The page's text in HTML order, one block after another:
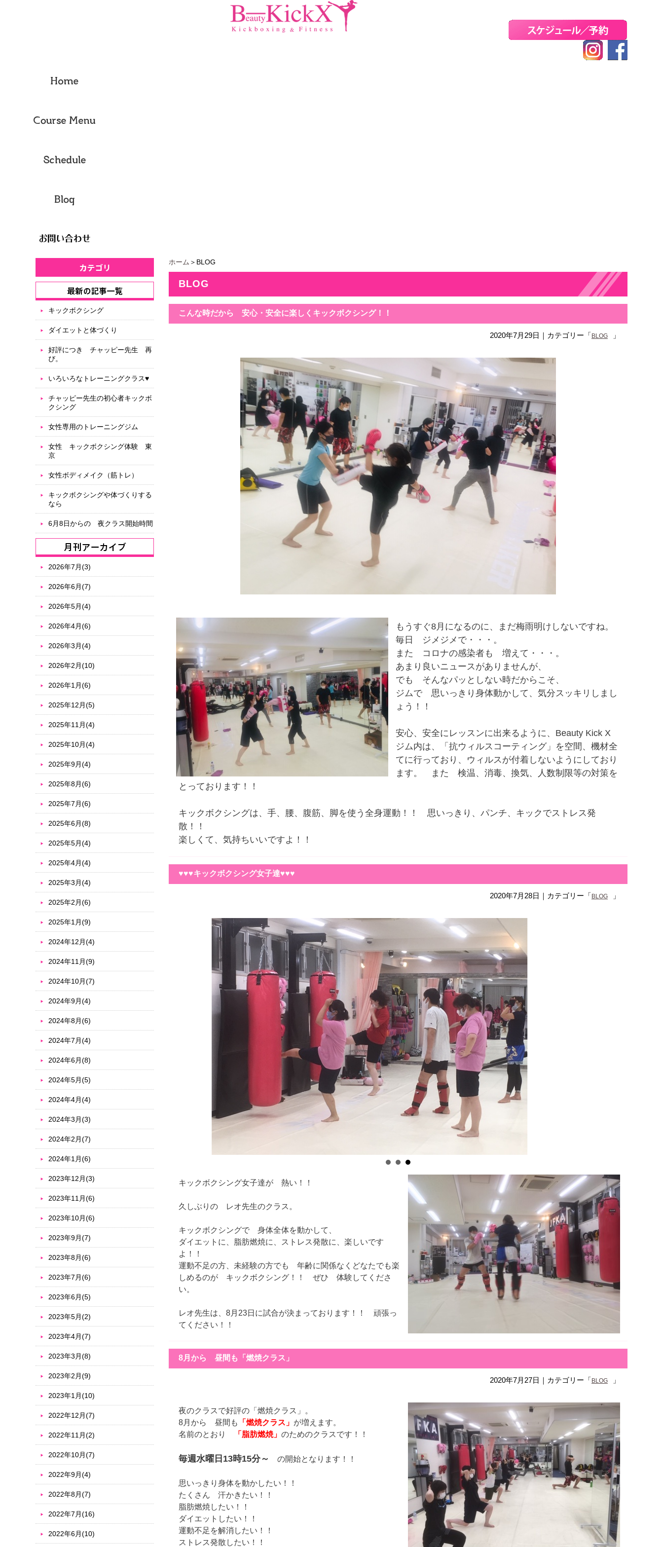
ホーム ＞BLOG
BLOG
こんな時だから 安心・安全に楽しくキックボクシング！！
2020年7月29日 ｜カテゴリー「 BLOG 」
もうすぐ8月になるのに、まだ梅雨明けしないですね。
毎日 ジメジメで・・・。
また コロナの感染者も 増えて・・・。
あまり良いニュースがありませんが、
でも そんなパッとしない時だからこそ、
ジムで 思いっきり身体動かして、気分スッキリしまし
ょう！！
安心、安全にレッスンに出来るように、Beauty Kick X
ジム内は、「抗ウィルスコーティング」を空間、機材全
てに行っており、ウィルスが付着しないようにしており
ます。 また 検温、消毒、換気、人数制限等の対策を
とっております！！
キックボクシングは、手、腰、腹筋、脚を使う全身運動！！ 思いっきり、パンチ、キックでストレス発
散！！
楽しくて、気持ちいいですよ！！
♥♥♥キックボクシング女子達♥♥♥
2020年7月28日 ｜カテゴリー「 BLOG 」
キックボクシング女子達が 熱い！！
久しぶりの レオ先生のクラス。
キックボクシングで 身体全体を動かして、
ダイエットに、脂肪燃焼に、ストレス発散に、楽しいです
よ！！
運動不足の方、未経験の方でも 年齢に関係なくどなたでも楽
しめるのが キックボクシング！！ ぜひ 体験してくださ
い。
レオ先生は、8月23日に試合が決まっております！！ 頑張っ
てください！！
8月から 昼間も「燃焼クラス」
2020年7月27日 ｜カテゴリー「 BLOG 」
夜のクラスで好評の「燃焼クラス」。
8月から 昼間も
「燃焼クラス」 が増えます。
名前のとおり
「脂肪燃焼」 のためのクラスです！！
毎週水曜日13時15分～ の開始となります！！
思いっきり身体を動かしたい！！
たくさん 汗かきたい！！
脂肪燃焼したい！！
ダイエットしたい！！
運動不足を解消したい！！
ストレス発散したい！！
キックボクシング
ダイエットと体づくり
好評につき チャッピー先生 再
び。
いろいろなトレーニングクラス♥
チャッピー先生の初心者キックボ
クシング
女性専用のトレーニングジム
女性 キックボクシング体験 東
京
女性ボディメイク（筋トレ）
キックボクシングや体づくりする
なら
6月8日からの 夜クラス開始時間
2026年7月(3)
2026年6月(7)
2026年5月(4)
2026年4月(6)
2026年3月(4)
2026年2月(10)
2026年1月(6)
2025年12月(5)
2025年11月(4)
2025年10月(4)
2025年9月(4)
2025年8月(6)
2025年7月(6)
2025年6月(8)
2025年5月(4)
2025年4月(4)
2025年3月(4)
2025年2月(6)
2025年1月(9)
2024年12月(4)
2024年11月(9)
2024年10月(7)
2024年9月(4)
2024年8月(6)
2024年7月(4)
2024年6月(8)
2024年5月(5)
2024年4月(4)
2024年3月(3)
2024年2月(7)
2024年1月(6)
2023年12月(3)
2023年11月(6)
2023年10月(6)
2023年9月(7)
2023年8月(6)
2023年7月(6)
2023年6月(5)
2023年5月(2)
2023年4月(7)
2023年3月(8)
2023年2月(9)
2023年1月(10)
2022年12月(7)
2022年11月(2)
2022年10月(7)
2022年9月(4)
2022年8月(7)
2022年7月(16)
2022年6月(10)